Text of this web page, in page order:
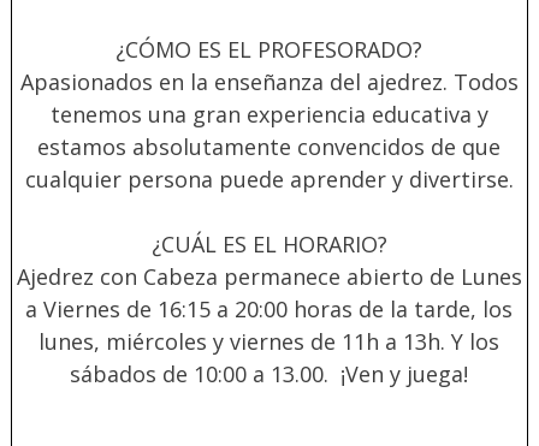
¿CÓMO ES EL PROFESORADO?
Apasionados en la enseñanza del ajedrez. Todos
tenemos una gran experiencia educativa y
estamos absolutamente convencidos de que
cualquier persona puede aprender y divertirse.
¿CUÁL ES EL HORARIO?
Ajedrez con Cabeza permanece abierto de Lunes
a Viernes de 16:15 a 20:00 horas de la tarde, los
lunes, miércoles y viernes de 11h a 13h. Y los
sábados de 10:00 a 13.00. ¡Ven y juega!